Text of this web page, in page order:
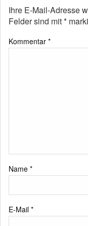
Ihre E-Mail-Adresse
Felder sind mit*
Kommentar *
Name *
E-Mail *